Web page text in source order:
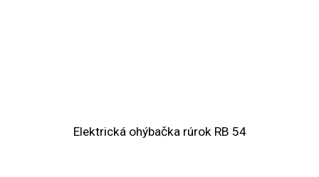
Elektrická ohýbačka rúrok RB 54